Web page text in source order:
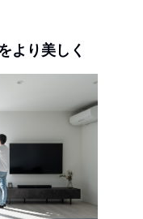
より美しく